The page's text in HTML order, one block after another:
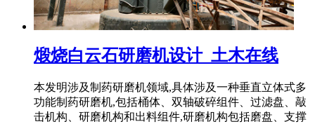
煅烧白云石研磨机设计_土木在线
本发明涉及制药研磨机领域,具体涉及一种垂直立体式多
功能制药研磨机,包括桶体、双轴破碎组件、过滤盘、敲
击机构、研磨机构和出料组件,研磨机构包括磨盘、支撑